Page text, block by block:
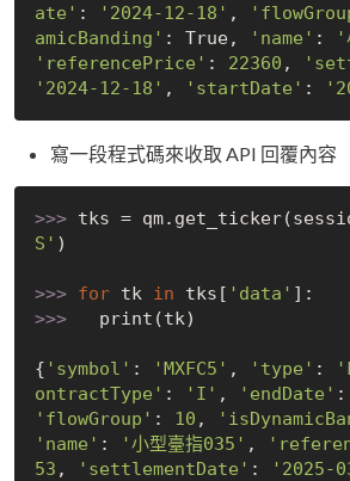
ate' : '2024-12-18' ,
amicBanding' : True, 'name' : '
'referencePrice' : 22360 ,
'2024-12-18' , 'startDate' :
寫一段程式碼來收取 API 回覆內容
>>> tks =
S' )
>>> for tk in tks[ 'data'
>>>
  print(tk)
{ 'symbol' : 'MXFC5' , 'type' :
ontractType' : 'I' , 'endDate' :
'flowGroup' : 10 ,
'name' : '小型臺指035' ,
53 , 'settlementDate' : '2025-